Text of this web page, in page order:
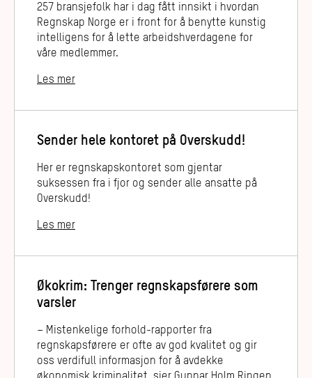
257 bransjefolk har i dag fått innsikt i hvordan
Regnskap Norge er i front for å benytte kunstig
intelligens for å lette arbeidshverdagene for
våre medlemmer.
Les mer
Sender hele kontoret på Overskudd!
Her er regnskapskontoret som gjentar
suksessen fra i fjor og sender alle ansatte på
Overskudd!
Les mer
Økokrim: Trenger regnskapsførere som
varsler
– Mistenkelige forhold-rapporter fra
regnskapsførere er ofte av god kvalitet og gir
oss verdifull informasjon for å avdekke